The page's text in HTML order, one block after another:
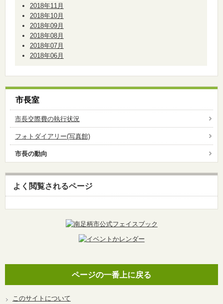
2018年11月
2018年10月
2018年09月
2018年08月
2018年07月
2018年06月
市長室
市長交際費の執行状況
フォトダイアリー(写真館)
市長の動向
よく閲覧されるページ
ページの一番上に戻る
このサイトについて